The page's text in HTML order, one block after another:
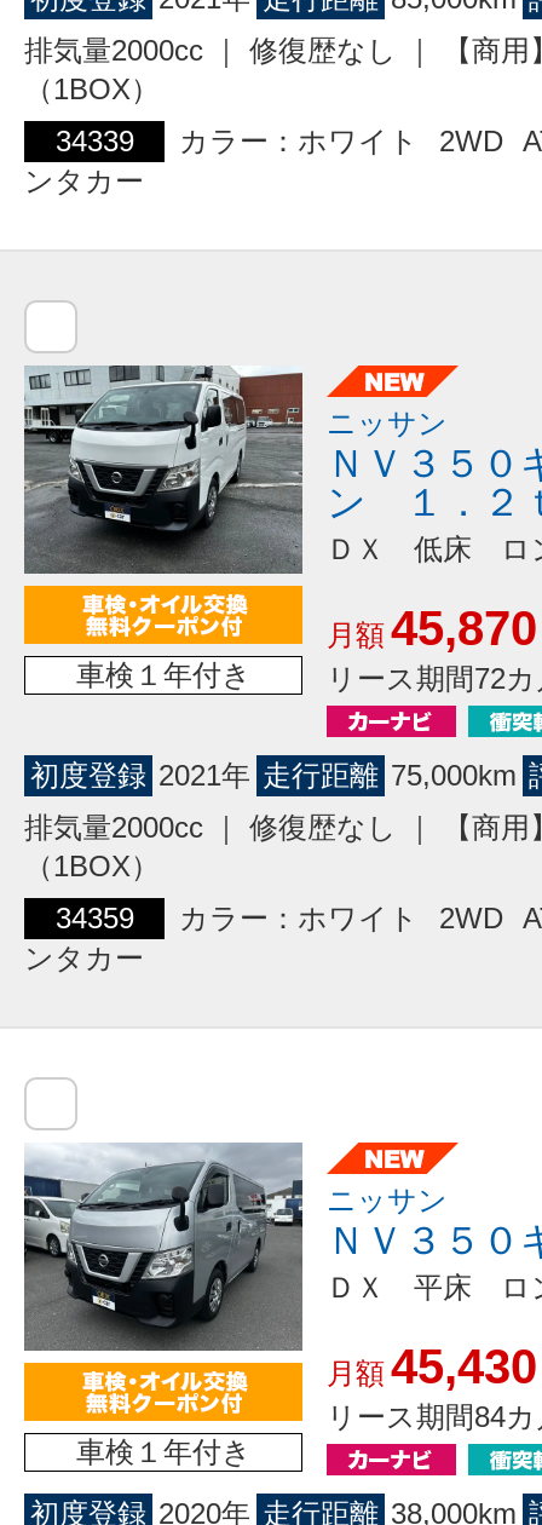
排気量2000cc ｜ 修復歴なし ｜ 【商用
（1BOX）
34339
カラー：ホワイト 2WD
ンタカー
車検１年付き
ニッサン
ＮＶ３５０
ン １．２
ＤＸ 低床 ロ
月額45,870
リース期間72
初度登録 2021年 走行距離 75,000km
排気量2000cc ｜ 修復歴なし ｜ 【商用
（1BOX）
34359
カラー：ホワイト 2WD
ンタカー
車検１年付き
ニッサン
ＮＶ３５０
ＤＸ 平床 ロ
月額45,430
リース期間84
初度登録 2020年 走行距離 38,000km